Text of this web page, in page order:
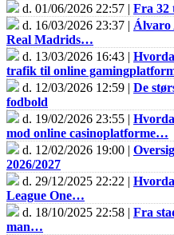
d. 01/06/2026 22:57 | Fra 32
d. 16/03/2026 23:37 | Álvaro
Real Madrids…
d. 13/03/2026 16:43 |
trafik til online
d. 12/03/2026 12:59 | De
fodbold
d. 19/02/2026 23:55 |
mod online casinoplatforme…
d. 12/02/2026 19:00 |
2026/2027
d. 29/12/2025 22:22 |
League One…
d. 18/10/2025 22:58 | Fra
man…